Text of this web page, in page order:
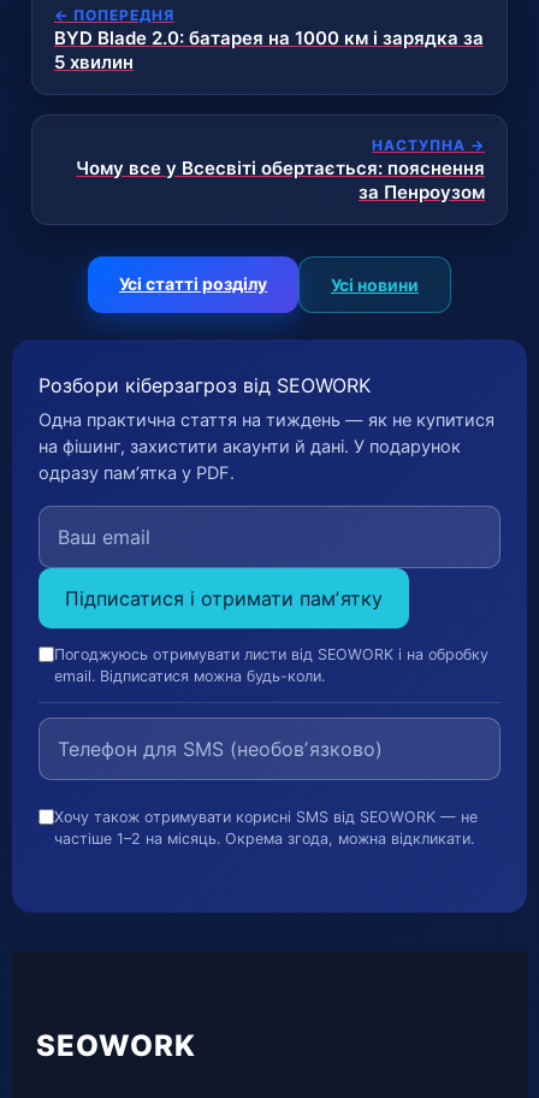
← ПОПЕРЕДНЯ
BYD Blade 2.0: батарея на 1000 км і зарядка за
5 хвилин
НАСТУПНА →
Чому все у Всесвіті обертається: пояснення
за Пенроузом
Усі статті розділу Усі новини
Розбори кіберзагроз від SEOWORK
Одна практична стаття на тиждень — як не купитися
на фішинг, захистити акаунти й дані. У подарунок
одразу памʼятка у PDF.
Підписатися і отримати памʼятку
Погоджуюсь отримувати листи від SEOWORK і на обробку
email. Відписатися можна будь-коли.
Хочу також отримувати корисні SMS від SEOWORK — не
частіше 1–2 на місяць. Окрема згода, можна відкликати.
SEOWORK